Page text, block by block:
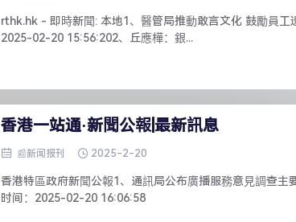
rthk.hk - 即時新聞: 本地1、醫管局推動敢言文化 鼓勵員
2025-02-20 15:56:202、丘應樺：銀...
香港一站通·新聞公報|最新訊息
📰新闻报刊 2025-2-20
香港特區政府新聞公報1、通訊局公布廣播服務意見調查
时间：2025-02-20 16:06:58